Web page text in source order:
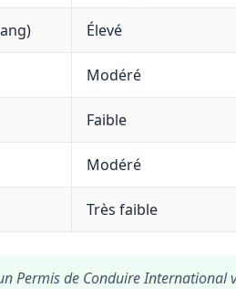
Élevé
Modéré
Faible
Modéré
Très faible
Permis de Conduire